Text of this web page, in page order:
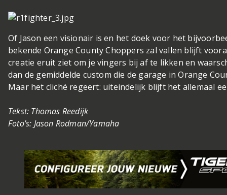
Of Jason een visionair is en het doek voor het
bekende Orange County Choppers zal vallen blijft
creatie eruit ziet om je vingers bij af te likken en
dan de gemiddelde custom die de garage in Orange
Maar het cliché regeert: uiteindelijk blijft het allemaal
Tekst: Thomas Reedijk
Foto's: Jason Rodman/Yamaha